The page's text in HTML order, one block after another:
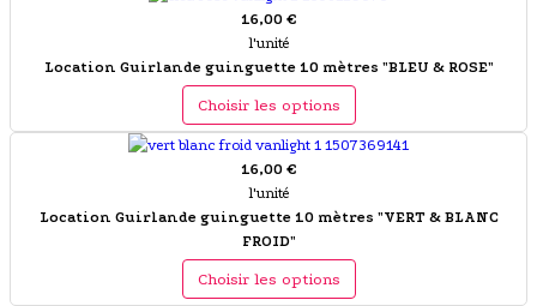
16,00 €
l'unité
Location Guirlande guinguette 10 mètres "BLEU & ROSE"
Choisir les options
16,00 €
l'unité
Location Guirlande guinguette 10 mètres "VERT & BLANC
FROID"
Choisir les options